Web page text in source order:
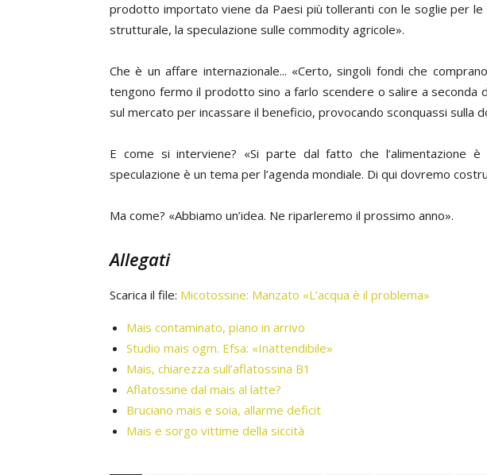
prodotto importato viene da Paesi più tolleranti con le soglie per
strutturale, la speculazione sulle commodity agricole».
Che è un affare internazionale... «Certo, singoli fondi che
tengono fermo il prodotto sino a farlo scendere o salire a seconda
sul mercato per incassare il beneficio, provocando sconquassi sulla
E come si interviene? «Si parte dal fatto che l’alimentazione
speculazione è un tema per l’agenda mondiale. Di qui dovremo
Ma come? «Abbiamo un’idea. Ne riparleremo il prossimo anno».
Allegati
Scarica il file: Micotossine: Manzato «L’acqua è il problema»
Mais contaminato, piano in arrivo
Studio mais ogm. Efsa: «Inattendibile»
Mais, chiarezza sull’aflatossina B1
Aflatossine dal mais al latte?
Bruciano mais e soia, allarme deficit
Mais e sorgo vittime della siccità